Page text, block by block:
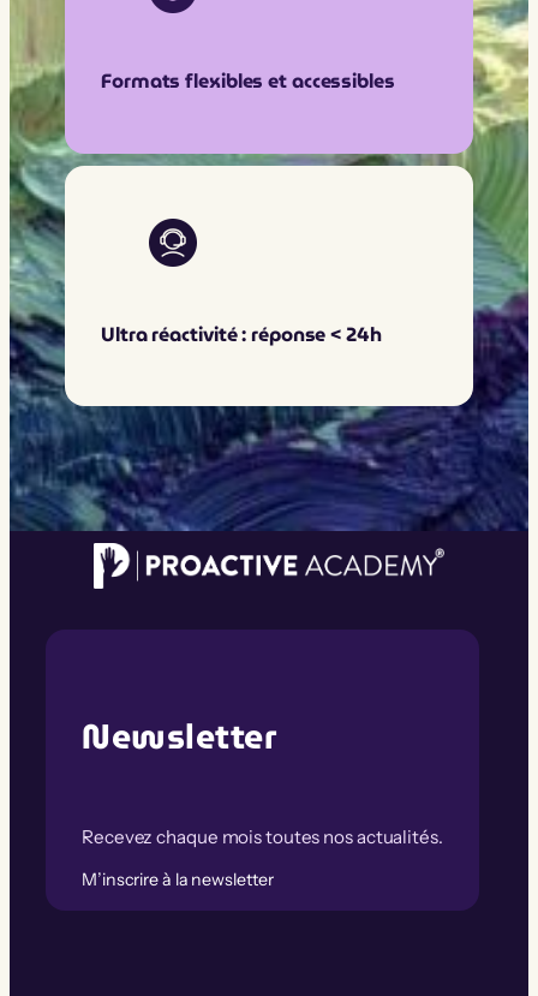
Formats flexibles et accessibles
Ultra réactivité : réponse < 24h
Newsletter
Recevez chaque mois toutes nos actualités.
M’inscrire à la newsletter